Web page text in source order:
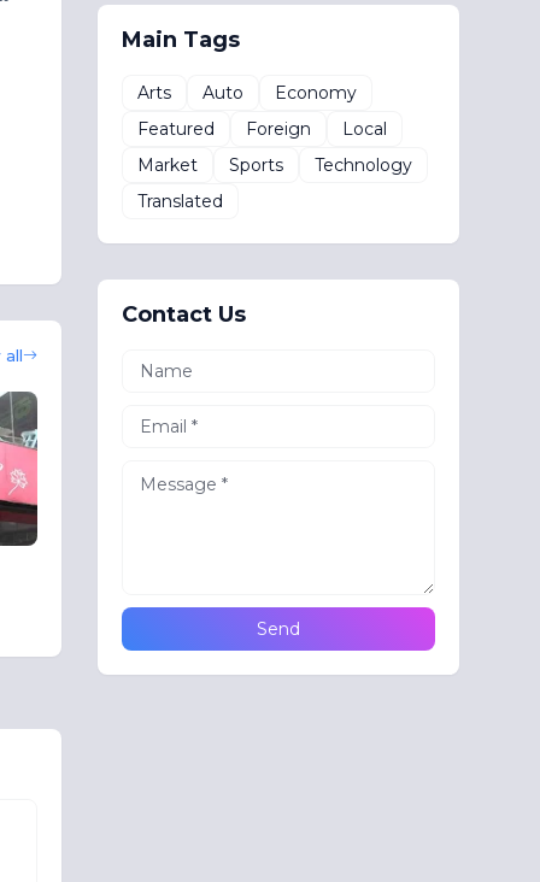
all
Main Tags
Arts Auto
Economy
Featured
Foreign
Local
Market
Sports
Technology
Translated
Contact Us